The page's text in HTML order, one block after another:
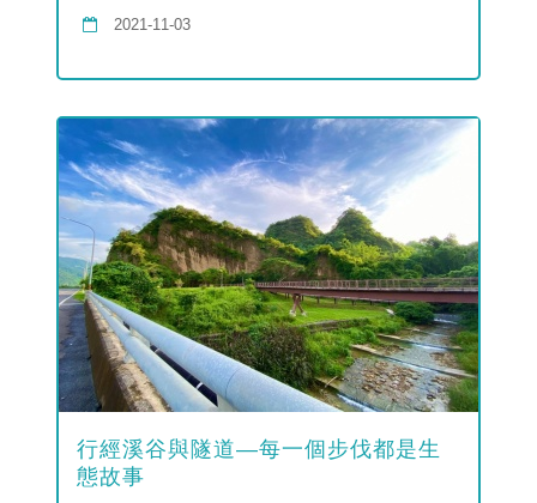
2021-11-03
行經溪谷與隧道—每一個步伐都是生
態故事